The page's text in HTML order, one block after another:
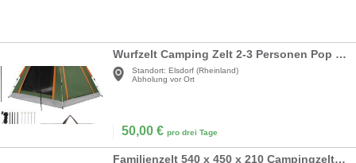
Wurfzelt Camping Zelt 2-3 Personen Pop Up Zelt automatisch wasserdicht winddicht Vorzelt Fenster
Standort: Elsdorf (Rheinland)
Abholung vor Ort
50,00 € pro drei Tage
Familienzelt 540 x 450 x 210 Campingzelt 6-Personen Tunnelzelt 24 qm 2 Schlafkabinen Familien Zelt